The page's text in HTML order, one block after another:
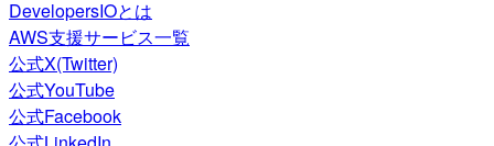
DevelopersIOとは
AWS支援サービス一覧
公式X(Twitter)
公式YouTube
公式Facebook